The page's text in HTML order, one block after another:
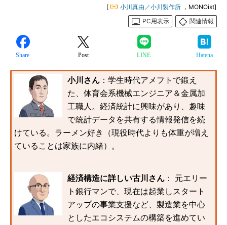
[ 小川真由／小川製作所 ，MONOist]
PC用表示
関連情報
Share Post LINE Hatena
小川さん ：学生時代アメフトで鍛え
た、体育会系機械エンジニア＆金属加
工職人。経済統計に興味があり、趣味
で統計データを共有する情報発信を続
けている。ラーメン好き（現役時代よりも体重が増え
ていることは家族に内緒）。
経済構造に詳しい古川さん ： 元エリー
ト銀行マンで、現在は起業しスタート
アップの事業支援など、製造業を中心
としたエコシステムの構築を進めてい